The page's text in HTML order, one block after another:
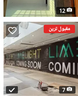
12
مقبول ترین
7